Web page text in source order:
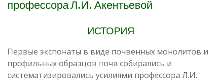
профессора Л.И. Акентьевой
ИСТОРИЯ
Первые экспонаты в виде почвенных монолитов и
профильных образцов почв собирались и
систематизировались усилиями профессора Л.И.